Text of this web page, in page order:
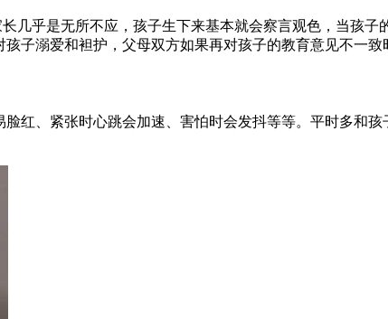
几乎是无所不应，孩子生下来基本就会察言观色，当孩
子溺爱和袒护，父母双方如果再对孩子的教育意见不一致
红、紧张时心跳会加速、害怕时会发抖等等。平时多和